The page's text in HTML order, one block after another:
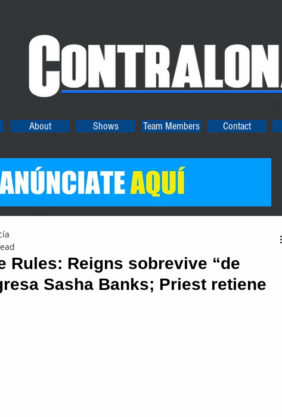
About Shows Team Members Contact
Rules: Reigns sobrevive “de
Sasha Banks; Priest retiene